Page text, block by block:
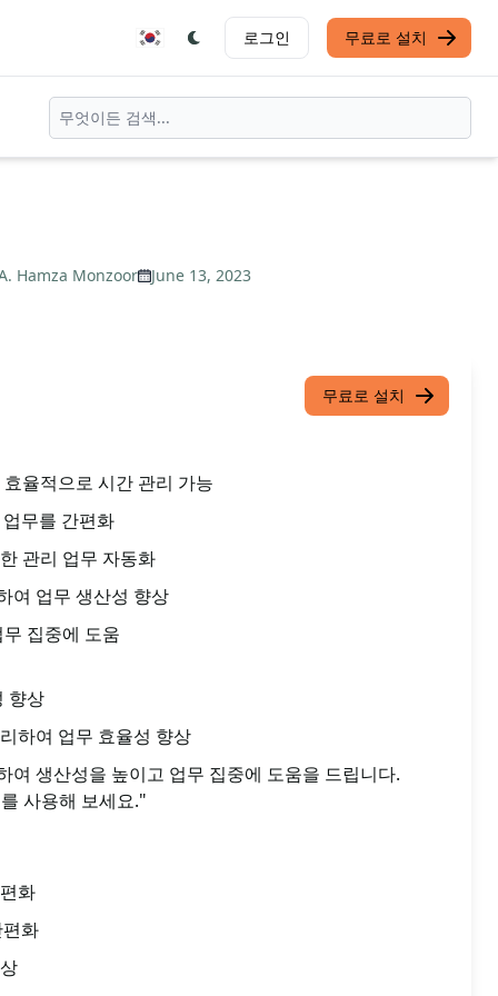
로그인 무료로 설치
Hamza Monzoor June 13, 2023
무료로 설치
율적으로 시간 관리 가능
무를 간편화
관리 업무 자동화
여 업무 생산성 향상
집중에 도움
향상
하여 업무 효율성 향상
여 생산성을 높이고 업무 집중에 도움을 드립니다.
사용해 보세요."
화
화